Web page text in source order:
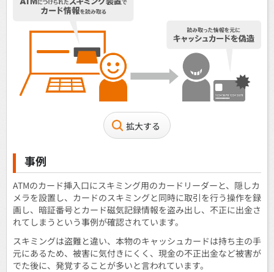
拡大する
事例
ATMのカード挿入口にスキミング用のカードリーダーと、隠しカ
メラを設置し、カードのスキミングと同時に取引を行う操作を録
画し、暗証番号とカード磁気記録情報を盗み出し、不正に出金さ
れてしまうという事例が確認されています。
スキミングは盗難と違い、本物のキャッシュカードは持ち主の手
元にあるため、被害に気付きにくく、現金の不正出金など被害が
でた後に、発覚することが多いと言われています。